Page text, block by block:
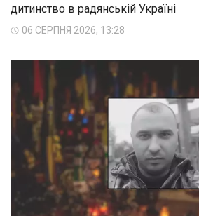
дитинство в радянській Україні
06 СЕРПНЯ 2026, 13:28